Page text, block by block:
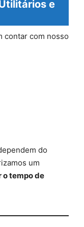
e
contar com nosso
do
um
tempo de